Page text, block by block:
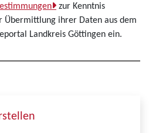
zur Kenntnis
Übermittlung ihrer Daten aus dem
Landkreis Göttingen ein.